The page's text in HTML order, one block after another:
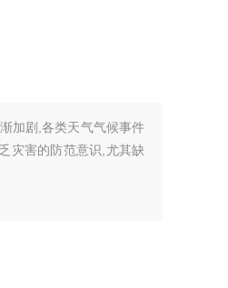
加剧,各类天气气候事件
灾害的防范意识,尤其缺